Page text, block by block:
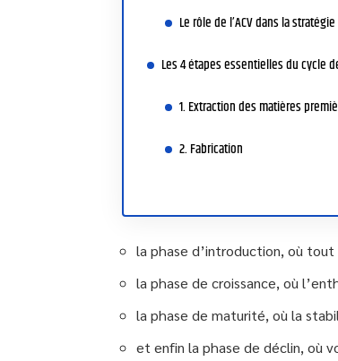
Le rôle de l’ACV dans la
Les 4 étapes essentielles du cycle
1. Extraction des matières
2. Fabrication
la phase d’introduction, où tout
la phase de croissance, où
la phase de maturité, où la
et enfin la phase de déclin, où